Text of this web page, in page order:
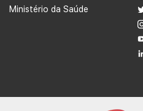
Ministério da Saúde